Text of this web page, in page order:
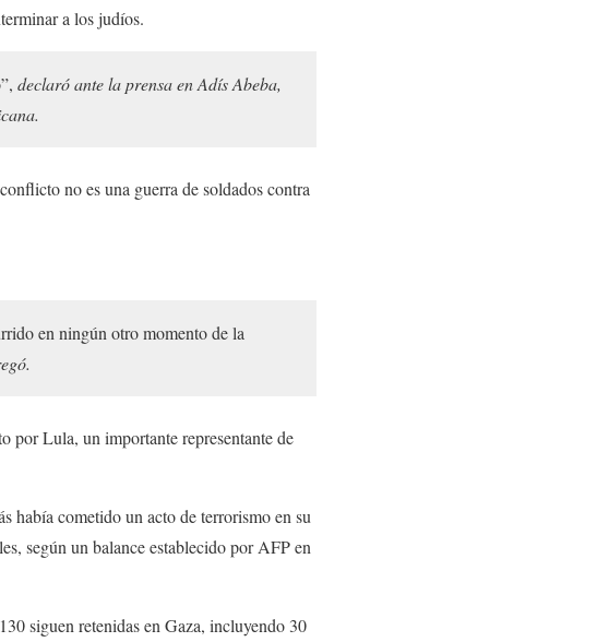
a los judíos.
declaró ante la prensa en Adís Abeba,
no es una guerra de soldados contra
en ningún otro momento de la
por Lula, un importante representante de
había cometido un acto de terrorismo en su
según un balance establecido por AFP en
siguen retenidas en Gaza, incluyendo 30